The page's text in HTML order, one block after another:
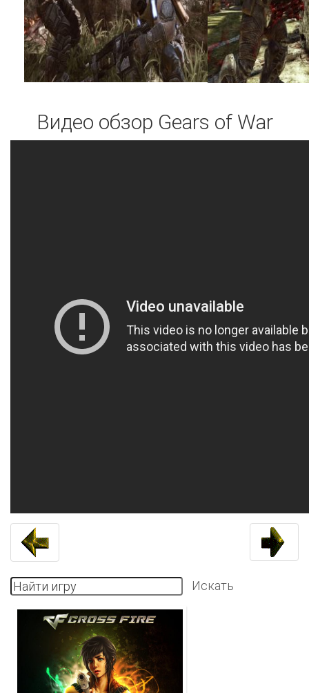
Видео обзор Gears of War